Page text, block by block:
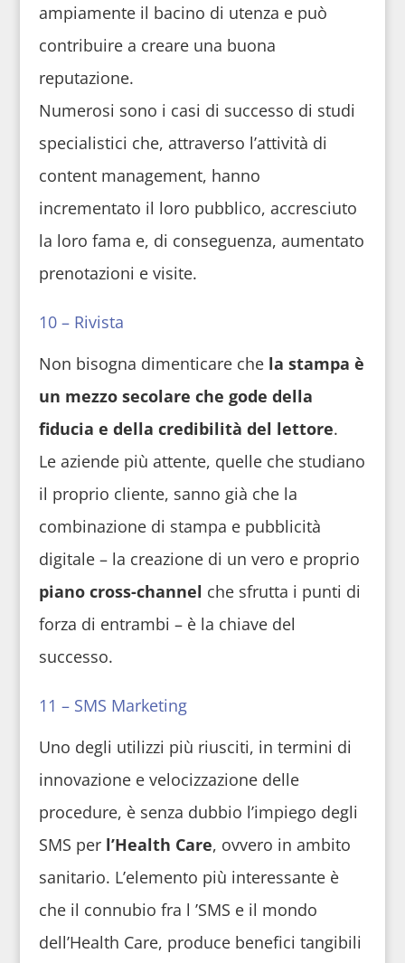
ampiamente il bacino di utenza e può
contribuire a creare una buona
reputazione.
Numerosi sono i casi di successo di studi
specialistici che, attraverso l’attività di
content management, hanno
incrementato il loro pubblico, accresciuto
la loro fama e, di conseguenza, aumentato
prenotazioni e visite.
10 – Rivista
Non bisogna dimenticare che la stampa è
un mezzo secolare che gode della
fiducia e della credibilità del lettore.
Le aziende più attente, quelle che studiano
il proprio cliente, sanno già che la
combinazione di stampa e pubblicità
digitale – la creazione di un vero e proprio
piano cross-channel che sfrutta i punti di
forza di entrambi – è la chiave del
successo.
11 – SMS Marketing
Uno degli utilizzi più riusciti, in termini di
innovazione e velocizzazione delle
procedure, è senza dubbio l’impiego degli
SMS per l’Health Care, ovvero in ambito
sanitario. L’elemento più interessante è
che il connubio fra l ’SMS e il mondo
dell’Health Care, produce benefici tangibili